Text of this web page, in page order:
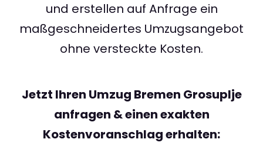
und erstellen auf Anfrage ein
maßgeschneidertes Umzugsangebot
ohne versteckte Kosten.
Jetzt Ihren Umzug Bremen Grosuplje
anfragen & einen exakten
Kostenvoranschlag erhalten: